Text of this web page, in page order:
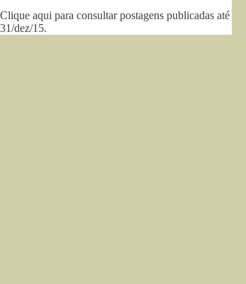
Clique aqui para consultar postagens publicadas até
31/dez/15.